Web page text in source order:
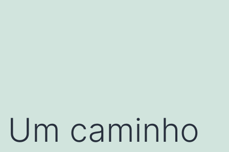
Um caminho